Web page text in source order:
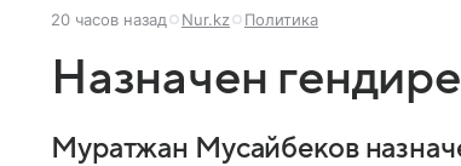
20 часов назад Nur.kz Политика
Назначен
Муратжан Мусайбеков